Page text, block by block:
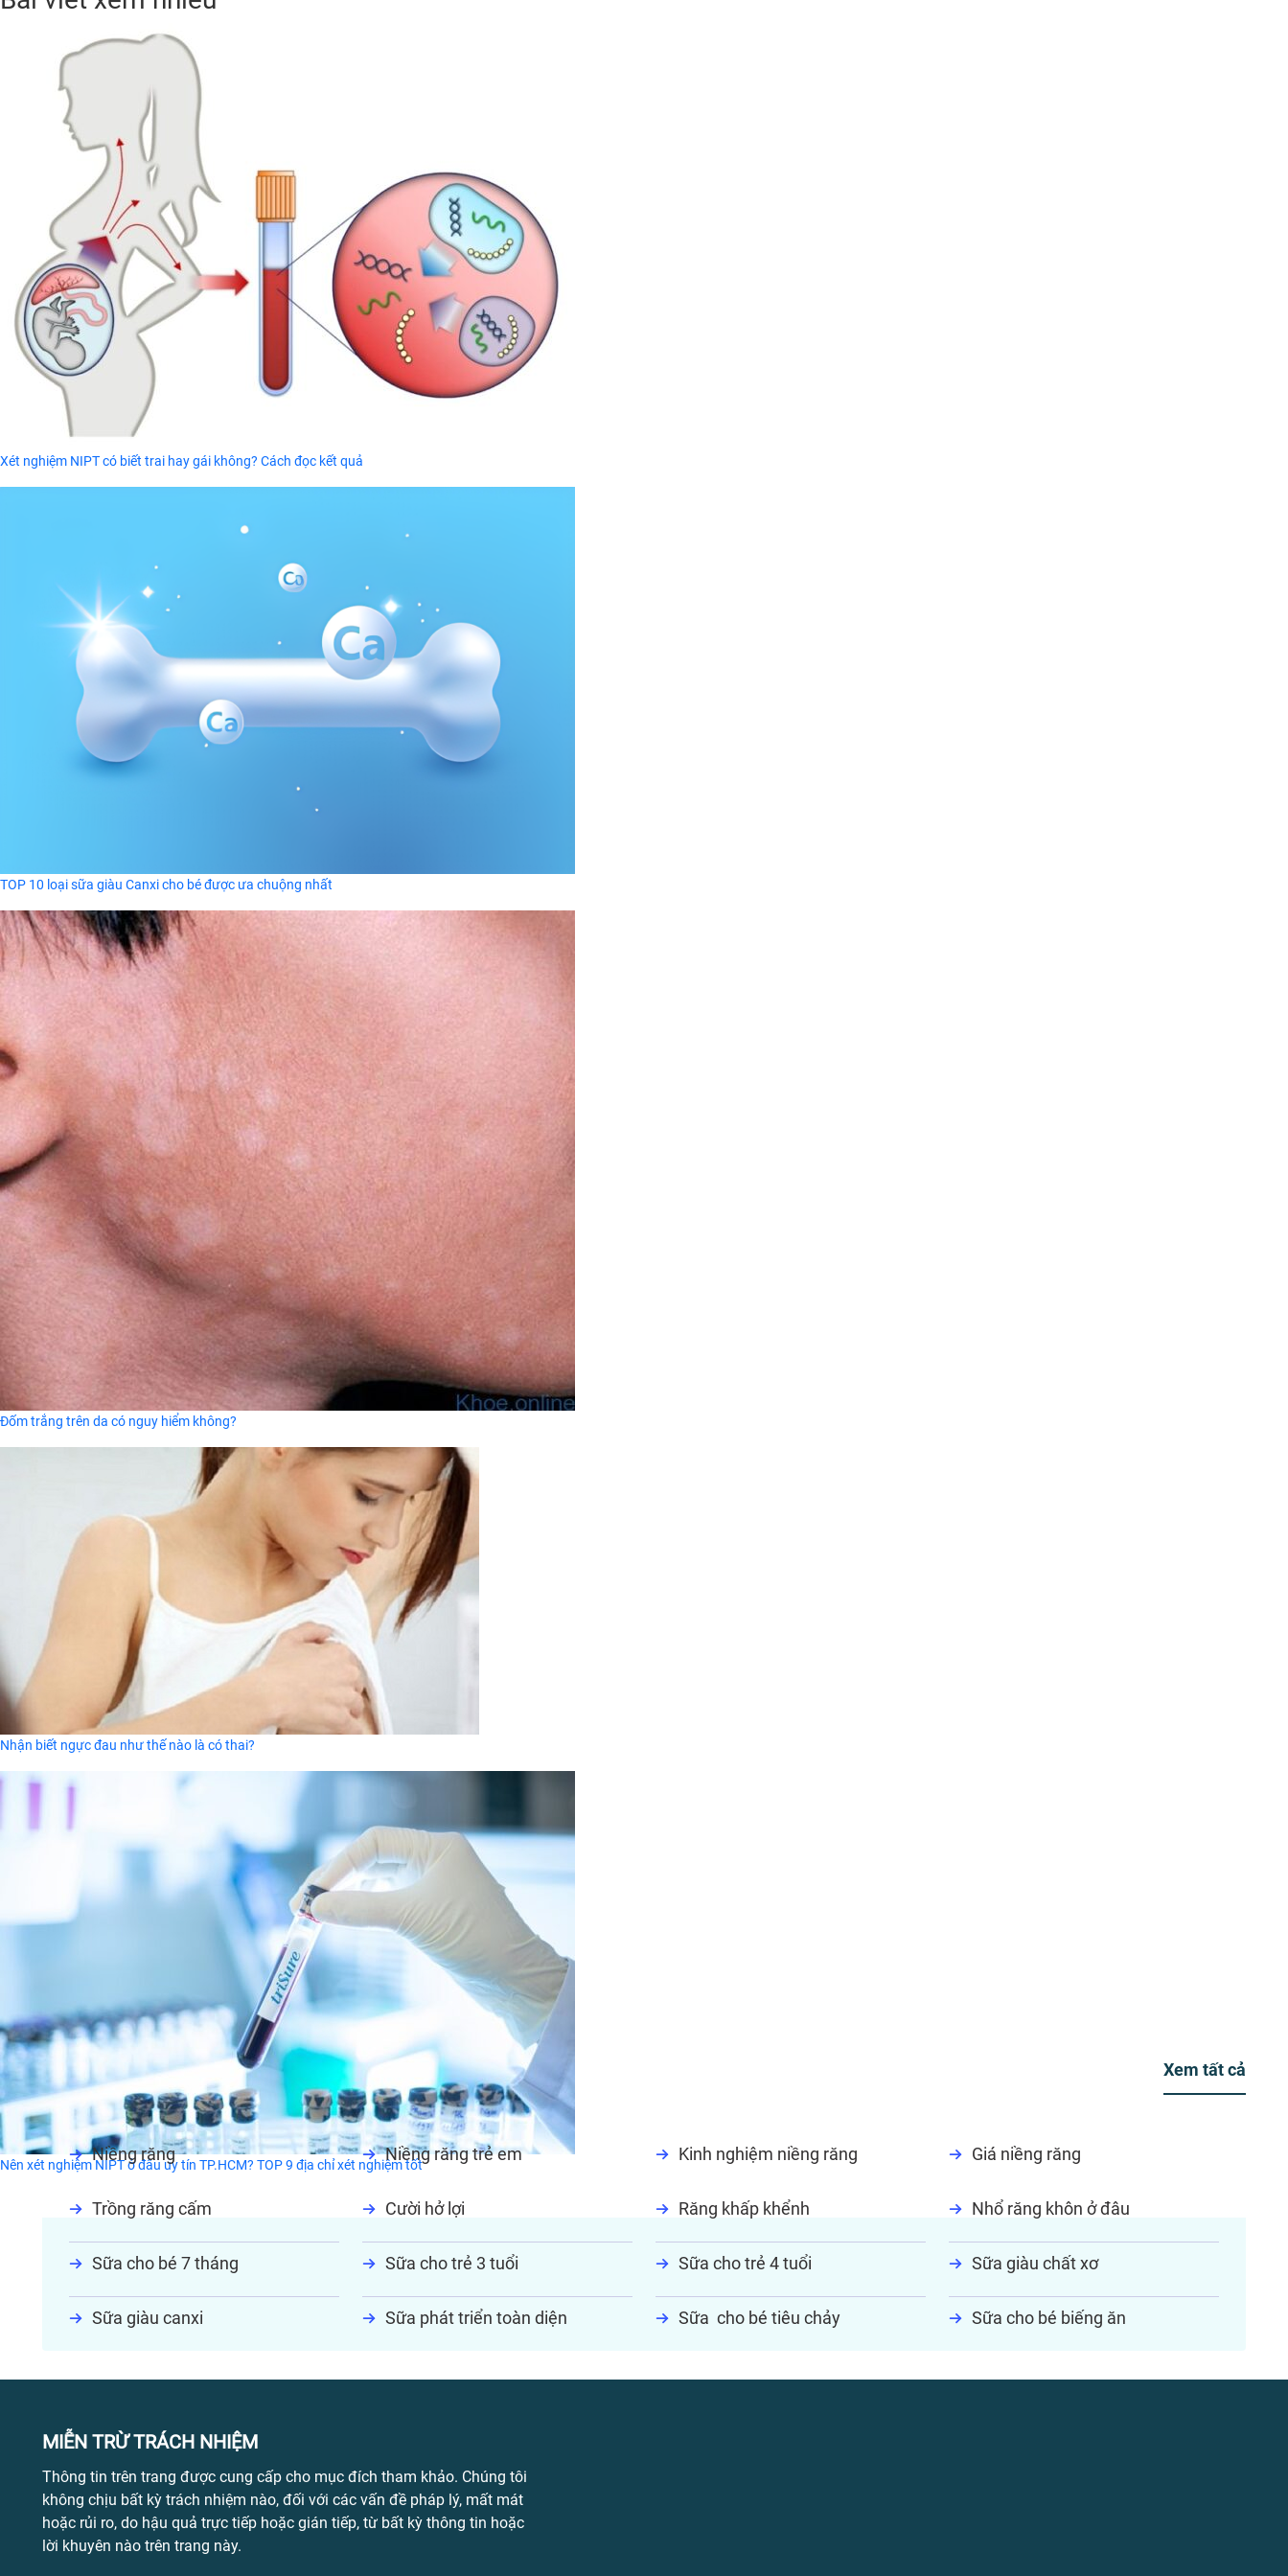
Xét nghiệm NIPT có biết trai hay gái không? Cách đọc kết quả
TOP 10 loại sữa giàu Canxi cho bé được ưa chuộng nhất
Đốm trắng trên da có nguy hiểm không?
Nhận biết ngực đau như thế nào là có thai?
Nên xét nghiệm NIPT ở đâu uy tín TP.HCM? TOP 9 địa chỉ xét nghiệm tốt
Hot Topic Xem tất cả
Niềng răng Niềng răng trẻ em Kinh nghiệm niềng răng Giá niềng răng
Trồng răng cấm Cười hở lợi Răng khấp khểnh Nhổ răng khôn ở đâu
Sữa cho bé 7 tháng Sữa cho trẻ 3 tuổi Sữa cho trẻ 4 tuổi Sữa giàu chất xơ
Sữa giàu canxi Sữa phát triển toàn diện Sữa cho bé tiêu chảy Sữa cho bé biếng ăn
MIỄN TRỪ TRÁCH NHIỆM
Thông tin trên trang được cung cấp cho mục đích tham khảo. Chúng tôi
không chịu bất kỳ trách nhiệm nào, đối với các vấn đề pháp lý, mất mát
hoặc rủi ro, do hậu quả trực tiếp hoặc gián tiếp, từ bất kỳ thông tin hoặc
lời khuyên nào trên trang này.